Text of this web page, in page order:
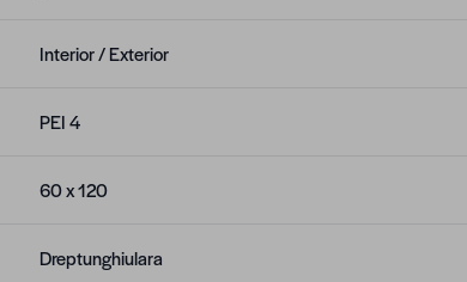
Interior / Exterior
PEI 4
60 x 120
Dreptunghiulara